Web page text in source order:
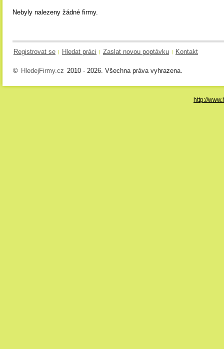
Nebyly nalezeny žádné firmy.
Registrovat se | Hledat práci | Zaslat novou poptávku | Kontakt
© HledejFirmy.cz 2010 - 2026. Všechna práva vyhrazena.
http://